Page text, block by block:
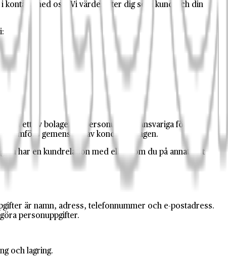
med oss. Vi värdesätter dig som kund och din
ett av bolagen är personuppgiftsansvariga för den
gemensamt av koncernbolagen.
du har en kundrelation med eller som du på annat sätt
är namn, adress, telefonnummer och e-postadress.
personuppgifter.
och lagring.